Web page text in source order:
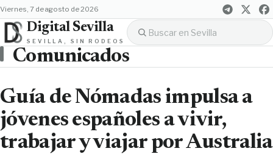
viernes, 7 de agosto de 2026
Digital Sevilla
SEVILLA, SIN RODEOS
Comunicados
Guía de Nómadas impulsa a
jóvenes españoles a vivir,
trabajar y viajar por Australia